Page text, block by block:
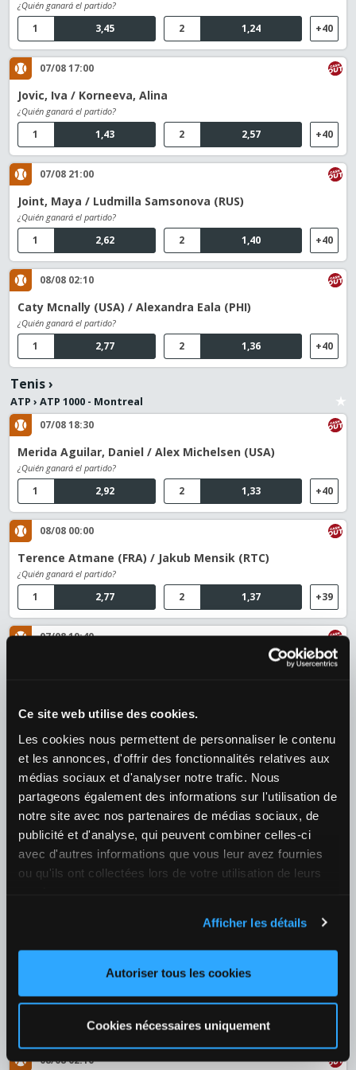
Ce site web utilise des cookies.
Les cookies nous permettent de personnaliser le contenu
et les annonces, d'offrir des fonctionnalités relatives aux
médias sociaux et d'analyser notre trafic. Nous
partageons également des informations sur l'utilisation de
notre site avec nos partenaires de médias sociaux, de
publicité et d'analyse, qui peuvent combiner celles-ci
avec d'autres informations que vous leur avez fournies
ou qu'ils ont collectées lors de votre utilisation de leurs
Afficher les détails
Autoriser tous les cookies
Cookies nécessaires uniquement
¿Quién ganará el partido?
3,45
1 1,24
2 +40
07/08 17:00
Jovic, Iva / Korneeva, Alina
¿Quién ganará el partido?
1,43
1 2,57
2 +40
07/08 21:00
Joint, Maya / Ludmilla Samsonova (RUS)
¿Quién ganará el partido?
2,62
1 1,40
2 +40
08/08 02:10
Caty Mcnally (USA) / Alexandra Eala (PHI)
¿Quién ganará el partido?
2,77
1 1,36
2 +40
Tenis›
ATP › ATP 1000 - Montreal
07/08 18:30
Merida Aguilar, Daniel / Alex Michelsen (USA)
¿Quién ganará el partido?
2,92
1 1,33
2 +40
08/08 00:00
Terence Atmane (FRA) / Jakub Mensik (RTC)
¿Quién ganará el partido?
2,77
1 1,37
2 +39
07/08 19:40
Botic Van De Zandschulp (NED) / Hubert Hurkacz (POL)
08/08 01:00
Casper Ruud (NOR) / Joao Fonseca (BRA)
¿Quién ganará el partido?
07/08 18:30
Tallon Griekspoor (NED) / Matteo Arnaldi (ITA)
+39
07/08 19:40
Zizou Bergs (BEL) / Ben Shelton
¿Quién ganará el partido?
2,92 1,33
2
08/08 02:10